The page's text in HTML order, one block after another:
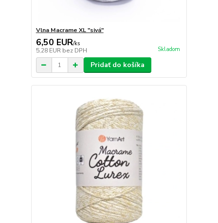
Vlna Macrame XL "sivá"
6,50 EUR/ks
5,28 EUR bez DPH Skladom
Pridať do košíka